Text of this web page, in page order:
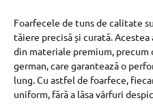
Foarfecele de tuns de calitate
tăiere precisă și curată.
din materiale premium,
german, care garantează o
lung. Cu astfel de foarfece,
uniform, fără a lăsa vârfuri